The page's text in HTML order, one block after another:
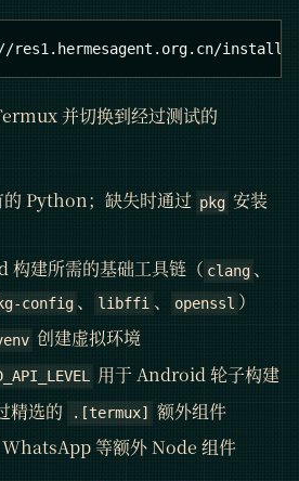
res1.hermesagent.org.cn/
并切换到经过测试的
Python；缺失时通过 pkg 安装
构建所需的基础工具链（ clang 、
config、 libffi 、 openssl ）
创建虚拟环境
用于 Android 轮子构建
精选的 .[termux]
额外组件
等额外 Node 组件